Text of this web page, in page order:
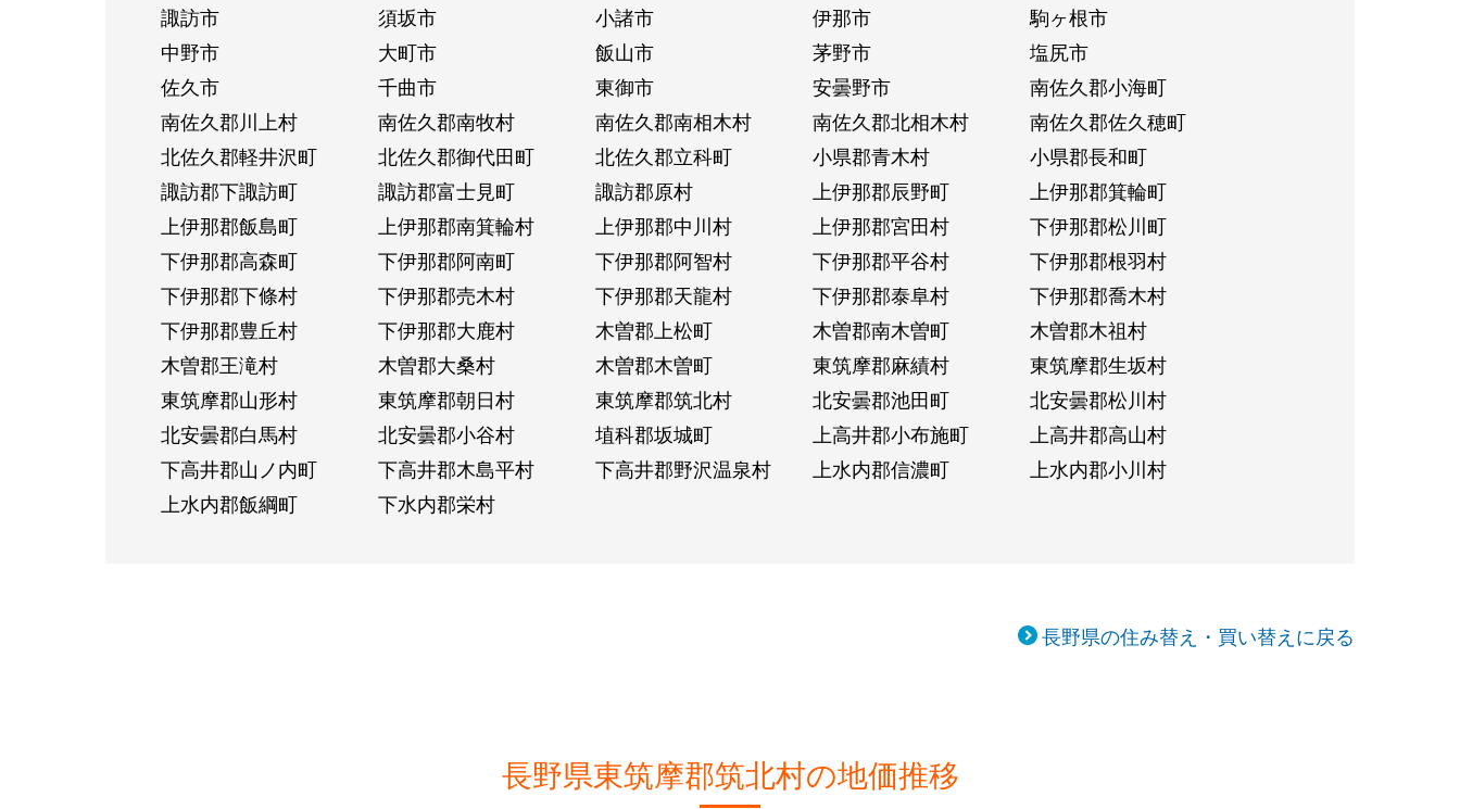
諏訪市
須坂市 小諸市 伊那市
駒ヶ根市
中野市
大町市 飯山市 茅野市
塩尻市
佐久市
千曲市 東御市 安曇野市
南佐久郡小海町
南佐久郡川上村
南佐久郡南牧村 南佐久郡南相木村 南佐久郡北相木村
南佐久郡佐久穂町
北佐久郡軽井沢町
北佐久郡御代田町 北佐久郡立科町 小県郡青木村
小県郡長和町
諏訪郡下諏訪町
諏訪郡富士見町 諏訪郡原村 上伊那郡辰野町
上伊那郡箕輪町
上伊那郡飯島町
上伊那郡南箕輪村 上伊那郡中川村 上伊那郡宮田村
下伊那郡松川町
下伊那郡高森町
下伊那郡阿南町 下伊那郡阿智村 下伊那郡平谷村
下伊那郡根羽村
下伊那郡下條村
下伊那郡売木村 下伊那郡天龍村 下伊那郡泰阜村
下伊那郡喬木村
下伊那郡豊丘村
下伊那郡大鹿村 木曽郡上松町 木曽郡南木曽町
木曽郡木祖村
木曽郡王滝村
木曽郡大桑村 木曽郡木曽町 東筑摩郡麻績村
東筑摩郡生坂村
東筑摩郡山形村
東筑摩郡朝日村 東筑摩郡筑北村 北安曇郡池田町
北安曇郡松川村
北安曇郡白馬村
北安曇郡小谷村 埴科郡坂城町 上高井郡小布施町
上高井郡高山村
下高井郡山ノ内町
下高井郡木島平村 下高井郡野沢温泉村 上水内郡信濃町
上水内郡小川村
上水内郡飯綱町
下水内郡栄村
長野県の住み替え・買い替えに戻る
長野県東筑摩郡筑北村の地価推移